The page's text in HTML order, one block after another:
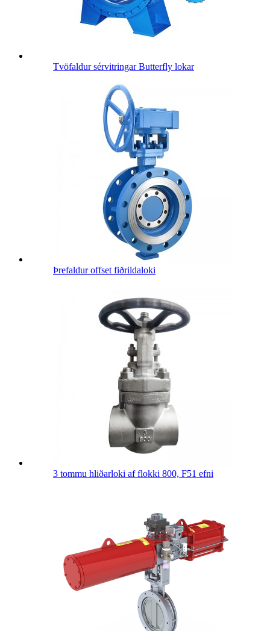
Tvöfaldur sérvitringar Butterfly lokar
Þrefaldur offset fiðrildaloki
3 tommu hliðarloki af flokki 800, F51 efni